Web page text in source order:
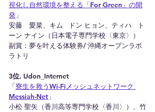
視化し自然環境を整える「For Green」の開
発 」
安藤　愛菜、キム   ドン ヒョン、ティハ   ト
ーン ナイン（日本電子専門学校〈東京〉）
副賞：夢を叶える体験券/ 沖縄オープンラボ
ラトリ
3位. Udon_Internet
「寮生を救うWi-Fiメッシュネットワーク
Messiah-Net 」
小松 聖矢（香川高等専門学校〈香川〉）、竹